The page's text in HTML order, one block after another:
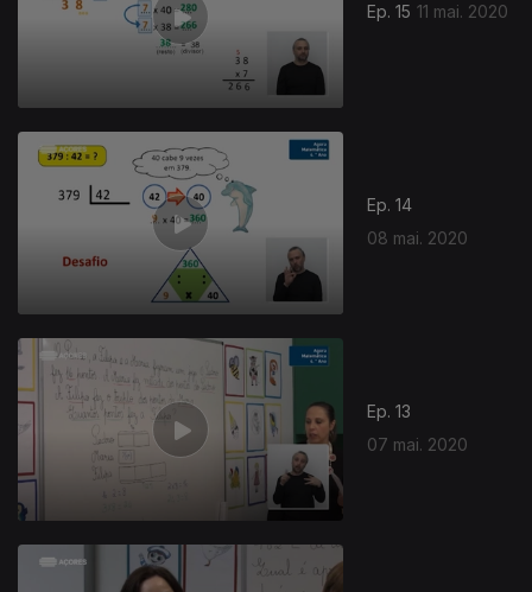
Ep. 15 11 mai. 2020
Ep. 14
08 mai. 2020
Ep. 13
07 mai. 2020